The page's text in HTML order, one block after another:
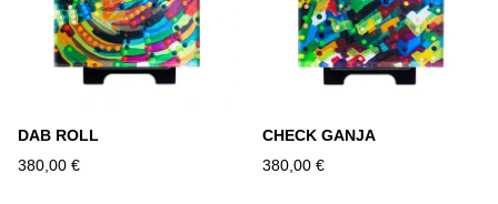
DAB ROLL
380,00 €
CHECK GANJA
380,00 €